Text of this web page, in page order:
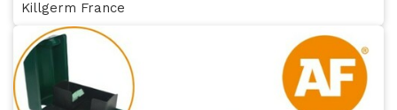
Killgerm France